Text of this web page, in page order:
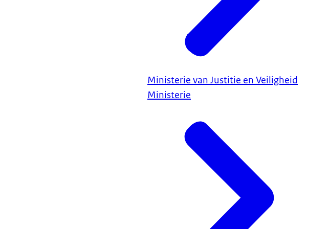
Ministerie van Justitie en Veiligheid
Ministerie